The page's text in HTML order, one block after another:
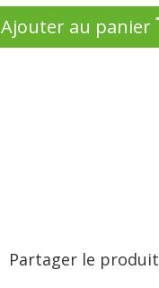
Ajouter au panier
Partager le